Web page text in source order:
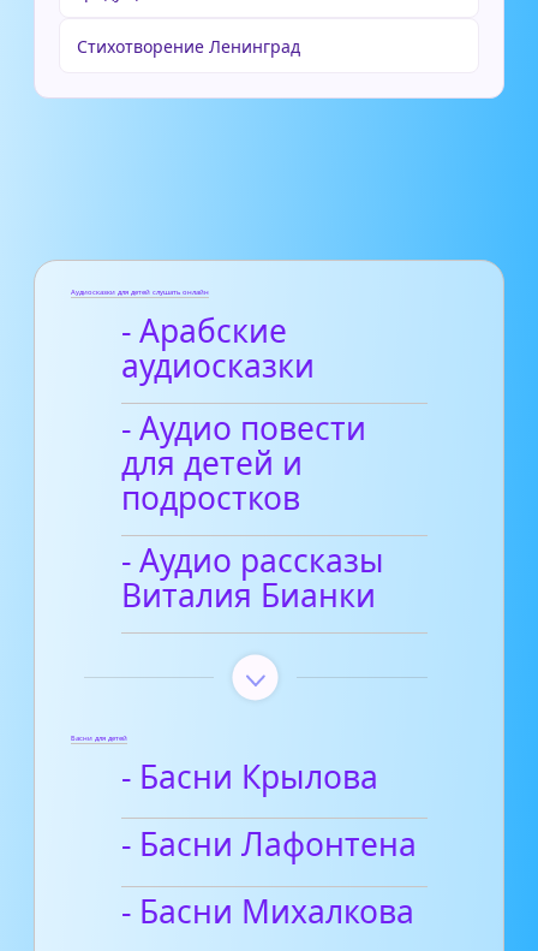
Стихотворение Ленинград
Аудиосказки для детей слушать онлайн
- Арабские
аудиосказки
- Аудио повести
для детей и
подростков
- Аудио рассказы
Виталия Бианки
Басни для детей
- Басни Крылова
- Басни Лафонтена
- Басни Михалкова